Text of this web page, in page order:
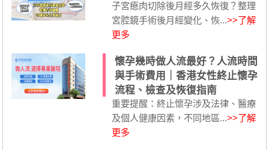
子宮瘜肉切除後月經多久恢復？整理
宮腔鏡手術後月經變化、恢...>>了解
更多
懷孕幾時做人流最好？人流時間
與手術費用｜香港女性終止懷孕
流程、檢查及恢復指南
重要提醒：終止懷孕涉及法律、醫療
及個人健康因素，不同地區...>>了解
更多